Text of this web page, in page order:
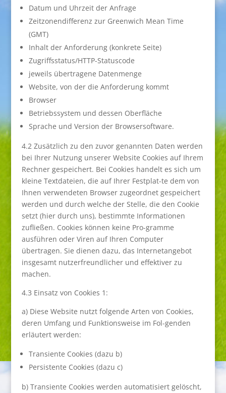
Datum und Uhrzeit der Anfrage
Zeitzonendifferenz zur Greenwich Mean Time
(GMT)
Inhalt der Anforderung (konkrete Seite)
Zugriffsstatus/HTTP-Statuscode
jeweils übertragene Datenmenge
Website, von der die Anforderung kommt
Browser
Betriebssystem und dessen Oberfläche
Sprache und Version der Browsersoftware.
4.2 Zusätzlich zu den zuvor genannten Daten werden
bei Ihrer Nutzung unserer Website Cookies auf Ihrem
Rechner gespeichert. Bei Cookies handelt es sich um
kleine Textdateien, die auf Ihrer Festplat-te dem von
Ihnen verwendeten Browser zugeordnet gespeichert
werden und durch welche der Stelle, die den Cookie
setzt (hier durch uns), bestimmte Informationen
zufließen. Cookies können keine Pro-gramme
ausführen oder Viren auf Ihren Computer
übertragen. Sie dienen dazu, das Internetangebot
insgesamt nutzerfreundlicher und effektiver zu
machen.
4.3 Einsatz von Cookies 1:
a) Diese Website nutzt folgende Arten von Cookies,
deren Umfang und Funktionsweise im Fol-genden
erläutert werden:
Transiente Cookies (dazu b)
Persistente Cookies (dazu c)
b) Transiente Cookies werden automatisiert gelöscht,